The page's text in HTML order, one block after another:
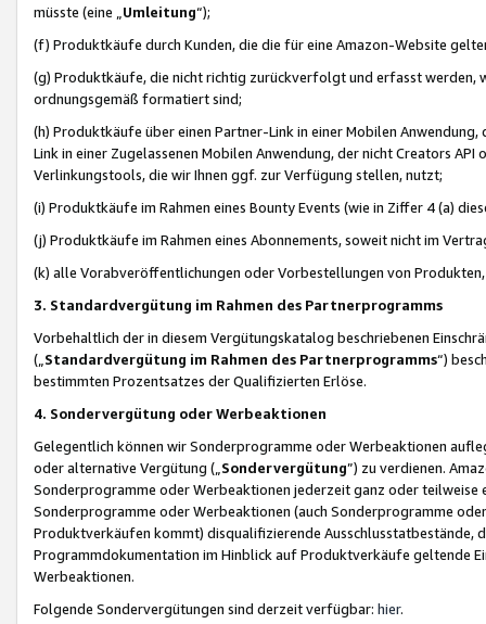
müsste (eine „ Umleitung“);
(f) Produktkäufe durch Kunden, die die für eine Amazon-Website
(g) Produktkäufe, die nicht richtig zurückverfolgt und erfasst werden,
ordnungsgemäß formatiert sind;
(h) Produktkäufe über einen Partner-Link in einer Mobilen
Link in einer Zugelassenen Mobilen Anwendung, der nicht Creators
Verlinkungstools, die wir Ihnen ggf. zur Verfügung stellen, nutzt;
(i) Produktkäufe im Rahmen eines Bounty Events (wie in Ziffer 4 (a)
(j) Produktkäufe im Rahmen eines Abonnements, soweit nicht im
(k) alle Vorabveröffentlichungen oder Vorbestellungen von
3. Standardvergütung im Rahmen des Partnerprogramms
Vorbehaltlich der in diesem Vergütungskatalog beschriebenen
(„ Standardvergütung im Rahmen des Partnerprogramms“)
bestimmten Prozentsatzes der Qualifizierten Erlöse.
4. Sondervergütung oder Werbeaktionen
Gelegentlich können wir Sonderprogramme oder Werbeaktionen
oder alternative Vergütung („ Sondervergütung”) zu verdienen.
Sonderprogramme oder Werbeaktionen jederzeit ganz oder
Sonderprogramme oder Werbeaktionen (auch Sonderprogramme
Produktverkäufen kommt) disqualifizierende Ausschlusstatbestände,
Programmdokumentation im Hinblick auf Produktverkäufe geltende
Werbeaktionen.
Folgende Sondervergütungen sind derzeit verfügbar: hier.